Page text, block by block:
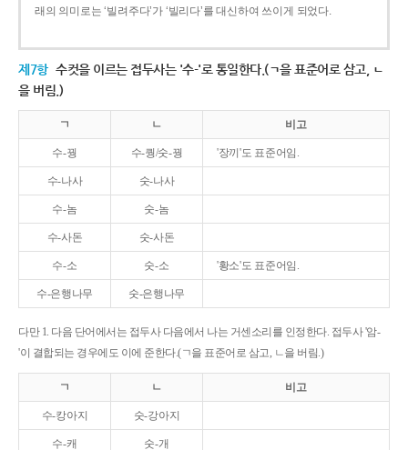
래의 의미로는 ‘빌려주다’가 ‘빌리다’를 대신하여 쓰이게 되었다.
제7항 수컷을 이르는 접두사는 '수-'로 통일한다.(ㄱ을 표준어로 삼고, ㄴ
을 버림.)
ㄱ ㄴ 비고
수-꿩 수-퀑/숫-꿩 '장끼'도 표준어임.
수-나사 숫-나사
수-놈 숫-놈
수-사돈 숫-사돈
수-소 숫-소 '황소'도 표준어임.
수-은행나무 숫-은행나무
다만 1. 다음 단어에서는 접두사 다음에서 나는 거센소리를 인정한다. 접두사 '암-
'이 결합되는 경우에도 이에 준한다.(ㄱ을 표준어로 삼고, ㄴ을 버림.)
ㄱ ㄴ 비고
수-캉아지 숫-강아지
수-캐 숫-개